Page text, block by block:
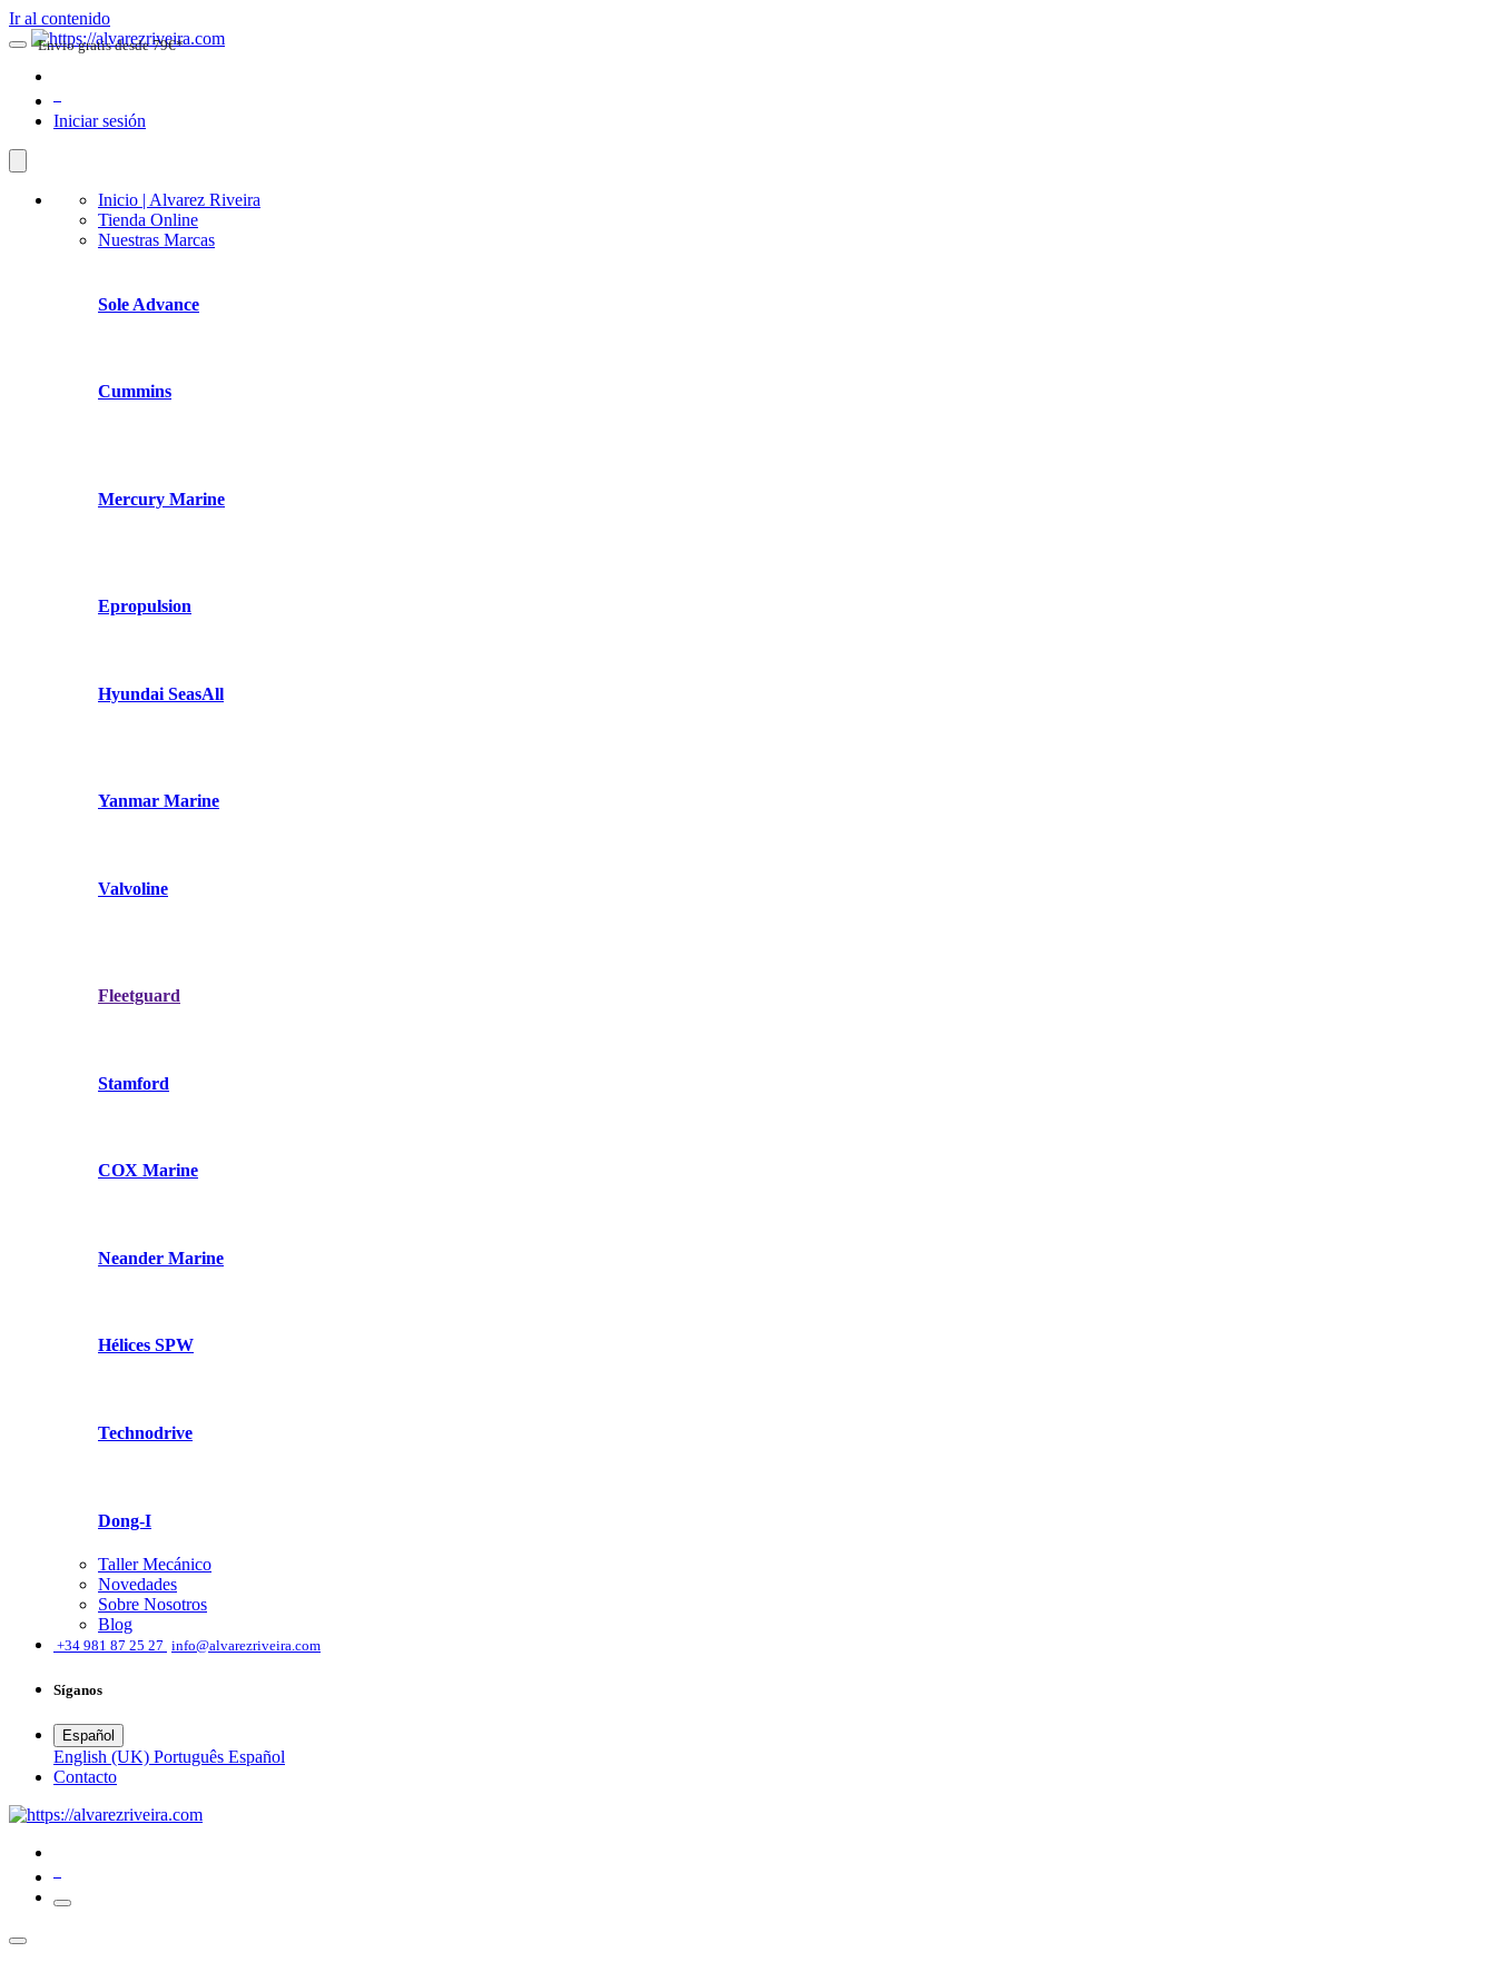
Ir al contenido
Iniciar sesión
Inicio | Alvarez Riveira
Tienda Online
Nuestras Marcas
Sole Advance
Cummins
Mercury Marine
Epropulsion
Hyundai SeasAll
Yanmar Marine
Valvoline
Fleetguard
Stamford
COX Marine
Neander Marine
Hélices SPW
Technodrive
Dong-I
Taller Mecánico
Novedades
Sobre Nosotros
Blog
+34 981 87 25 27 info@alvarezriveira.com
Síganos
Español
English (UK) Português Español
​Contacto
Envio gratis desde 79€*